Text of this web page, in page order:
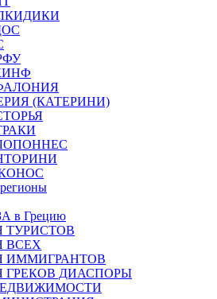
(КАТЕРИНИ)
в Грецию
ТУРИСТОВ
ВСЕХ
ИММИГРАНТОВ
ГРЕКОВ ДИАСПОРЫ